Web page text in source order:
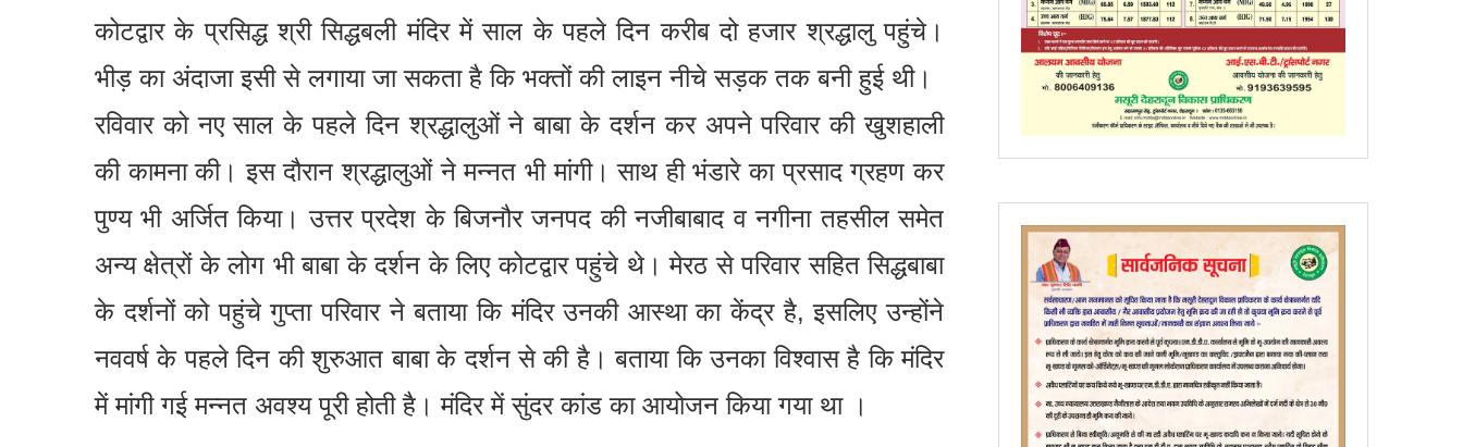
कोटद्वार के प्रसिद्ध श्री सिद्धबली मंदिर में साल के पहले दिन करीब दो हजार श्रद्धालु पहुंचे।
भीड़ का अंदाजा इसी से लगाया जा सकता है कि भक्तों की लाइन नीचे सड़क तक बनी हुई थी।
रविवार को नए साल के पहले दिन श्रद्धालुओं ने बाबा के दर्शन कर अपने परिवार की खुशहाली
की कामना की। इस दौरान श्रद्धालुओं ने मन्नत भी मांगी। साथ ही भंडारे का प्रसाद ग्रहण कर
पुण्य भी अर्जित किया। उत्तर प्रदेश के बिजनौर जनपद की नजीबाबाद व नगीना तहसील समेत
अन्य क्षेत्रों के लोग भी बाबा के दर्शन के लिए कोटद्वार पहुंचे थे। मेरठ से परिवार सहित सिद्धबाबा
के दर्शनों को पहुंचे गुप्ता परिवार ने बताया कि मंदिर उनकी आस्था का केंद्र है, इसलिए उन्होंने
नववर्ष के पहले दिन की शुरुआत बाबा के दर्शन से की है। बताया कि उनका विश्वास है कि मंदिर
में मांगी गई मन्नत अवश्य पूरी होती है। मंदिर में सुंदर कांड का आयोजन किया गया था ।